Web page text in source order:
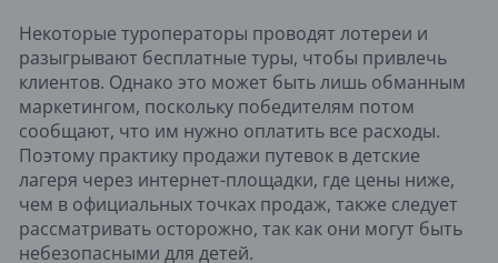
Некоторые туроператоры проводят лотереи и
разыгрывают бесплатные туры, чтобы привлечь
клиентов. Однако это может быть лишь обманным
маркетингом, поскольку победителям потом
сообщают, что им нужно оплатить все расходы.
Поэтому практику продажи путевок в детские
лагеря через интернет-площадки, где цены ниже,
чем в официальных точках продаж, также следует
рассматривать осторожно, так как они могут быть
небезопасными для детей.